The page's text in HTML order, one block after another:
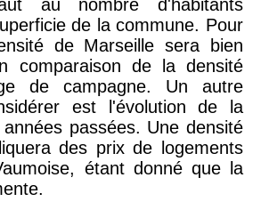
au nombre d'habitants
de la commune. Pour
de Marseille sera bien
comparaison de la densité
de campagne. Un autre
est l'évolution de la
passées. Une densité
des prix de logements
étant donné que la